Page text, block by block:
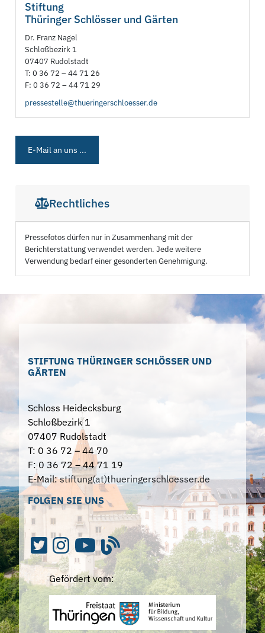
Stiftung
Thüringer Schlösser und Gärten
Dr. Franz Nagel
Schloßbezirk 1
07407 Rudolstadt
T: 0 36 72 – 44 71 26
F: 0 36 72 – 44 71 29
pressestelle@thueringerschloesser.de
E-Mail an uns ...
Rechtliches
Pressefotos dürfen nur in Zusammenhang mit der
Berichterstattung verwendet werden. Jede weitere
Verwendung bedarf einer gesonderten Genehmigung.
STIFTUNG THÜRINGER SCHLÖSSER UND
GÄRTEN
Schloss Heidecksburg
Schloßbezirk 1
07407 Rudolstadt
T: 0 36 72 – 44 70
F: 0 36 72 – 44 71 19
E-Mail:stiftung(at)thueringerschloesser.de
FOLGEN SIE UNS
Gefördert vom: